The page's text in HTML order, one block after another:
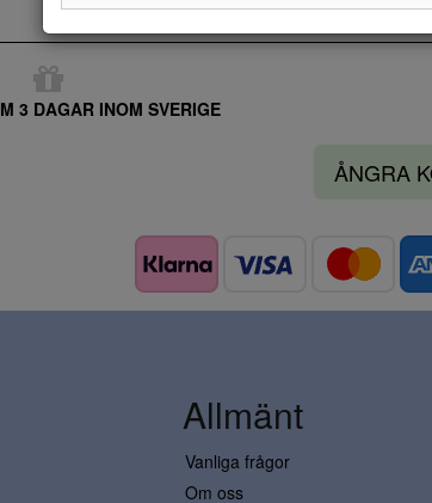
3 DAGAR INOM SVERIGE
ÅNGRA
Allmänt
Vanliga frågor
Om oss